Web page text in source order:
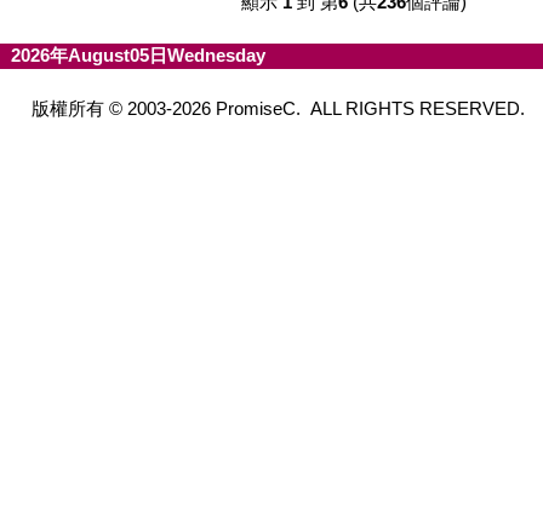
2026年August05日Wednesday
版權所有 © 2003-2026 PromiseC. ALL RIGHTS RESERVED.